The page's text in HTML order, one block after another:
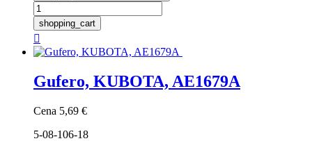
shopping_cart

Gufero, KUBOTA, AE1679A
Cena 5,69 €
5-08-106-18